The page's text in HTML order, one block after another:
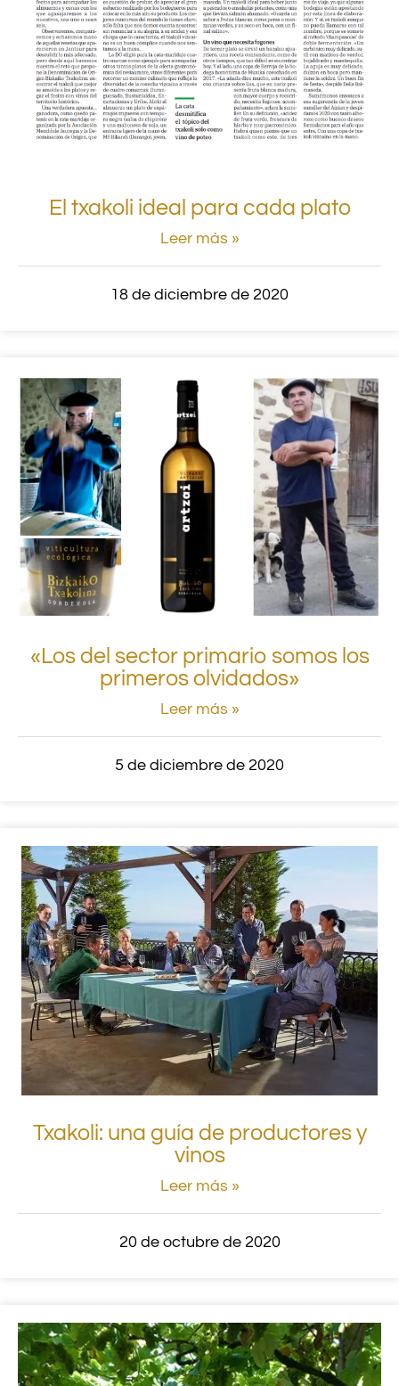
El txakoli ideal para cada plato
Leer más »
18 de diciembre de 2020
«Los del sector primario somos los
primeros olvidados»
Leer más »
5 de diciembre de 2020
Txakoli: una guía de productores y
vinos
Leer más »
20 de octubre de 2020